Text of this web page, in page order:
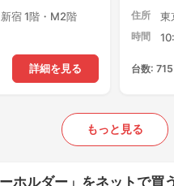
宿 1階・M2階
詳細を見る
住所 東
時間
台数:
もっと見る
ホルダー」をネットで買